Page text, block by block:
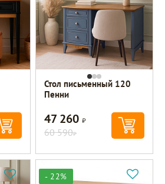
Стол письменный 120
Пенни
47 260Р
60 590Р
- 22%